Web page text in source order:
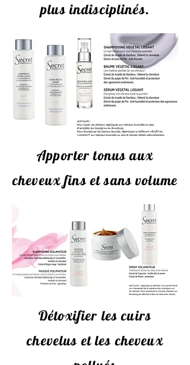
plus indisciplinés.
Apporter tonus aux
cheveux fins et sans volume
Détoxifier les cuirs
chevelus et les cheveux